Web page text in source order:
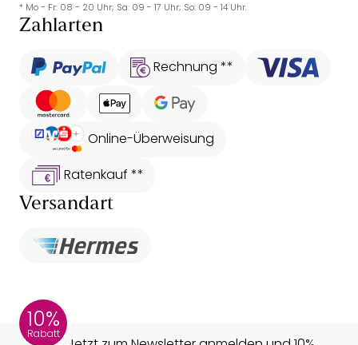
* Mo - Fr: 08 - 20 Uhr; Sa: 09 - 17 Uhr; So: 09 - 14 Uhr.
Zahlarten
Rechnung **
Online-Überweisung
Ratenkauf **
Versandart
10%
Rabatt